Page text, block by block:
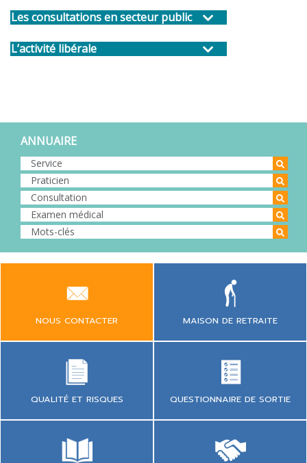
Les consultations en secteur public
L’activité libérale
ANNUAIRE
NOUS CONTACTER MAISON DE RETRAITE
QUALITÉ ET RISQUES QUESTIONNAIRE DE SORTIE